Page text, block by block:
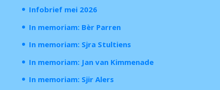
Infobrief mei 2026
In memoriam: Bèr Parren
In memoriam: Sjra Stultiens
In memoriam: Jan van Kimmenade
In memoriam: Sjir Alers